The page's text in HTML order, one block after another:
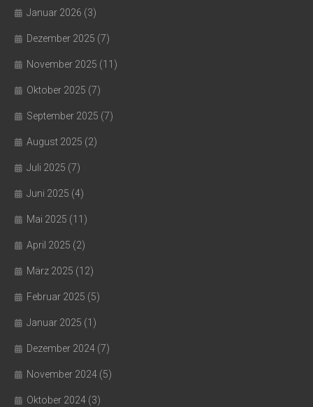
Januar 2026 (3)
Dezember 2025 (7)
November 2025 (11)
Oktober 2025 (7)
September 2025 (7)
August 2025 (2)
Juli 2025 (7)
Juni 2025 (4)
Mai 2025 (11)
April 2025 (2)
März 2025 (12)
Februar 2025 (5)
Januar 2025 (1)
Dezember 2024 (7)
November 2024 (5)
Oktober 2024 (3)